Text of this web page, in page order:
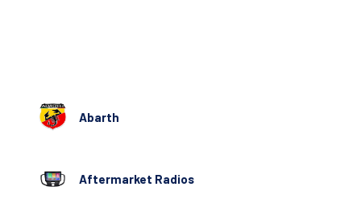
Abarth
Aftermarket Radios